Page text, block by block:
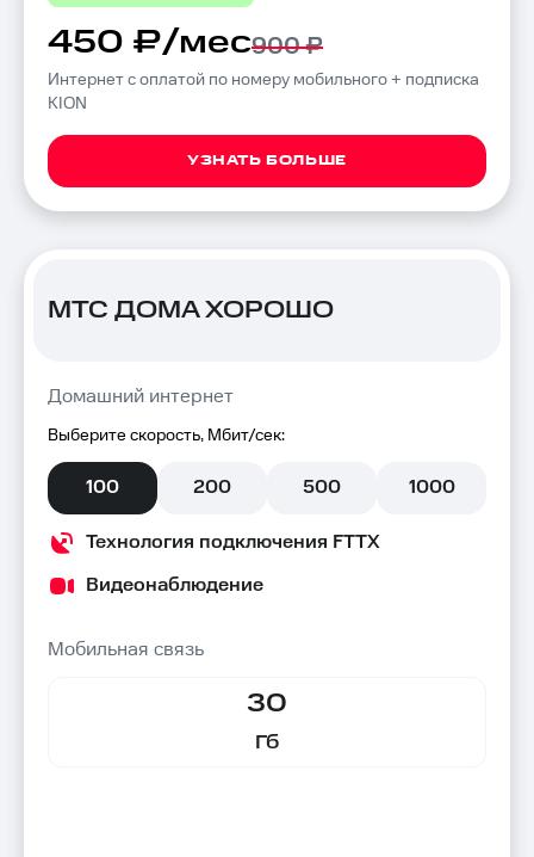
450 ₽/мес900 ₽
Интернет с оплатой по номеру мобильного + подписка
KION
УЗНАТЬ БОЛЬШЕ
МТС ДОМА ХОРОШО
Домашний интернет
Выберите скорость, Мбит/сек:
100 200 500 1000
Технология подключения FTTX
Видеонаблюдение
Мобильная связь
30
Гб